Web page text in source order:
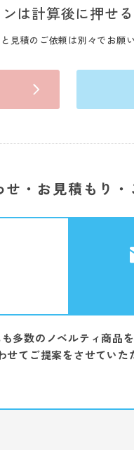
は計算後に押せる
見積のご依頼は別々でお願
・お見積もり・
多数のノベルティ商品
てご提案をさせていた